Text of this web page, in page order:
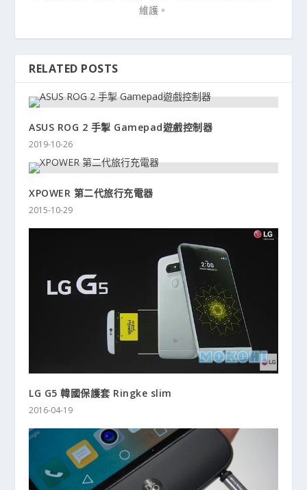
維護。
RELATED POSTS
ASUS ROG 2 手掣 Gamepad遊戲控制器
2019-10-26
XPOWER 第二代旅行充電器
2015-10-29
LG G5 韓國保護套 Ringke slim
2016-04-19